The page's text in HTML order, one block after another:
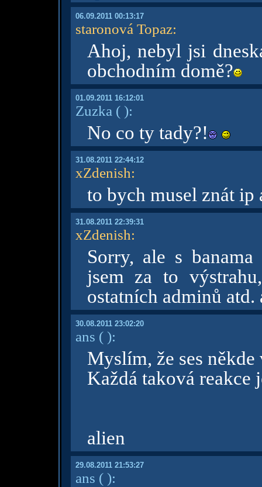
06.09.2011 00:13:17
staronová Topaz:
Ahoj, nebyl jsi
obchodním domě?
01.09.2011 16:12:01
Zuzka ( ):
No co ty tady?!
31.08.2011 22:44:12
xZdenish:
to bych musel znát ip
31.08.2011 22:39:31
xZdenish:
Sorry, ale s
jsem za to
ostatních adminů atd.
30.08.2011 23:02:20
ans ( ):
Myslím, že ses
Každá taková
alien
29.08.2011 21:53:27
ans ( ):